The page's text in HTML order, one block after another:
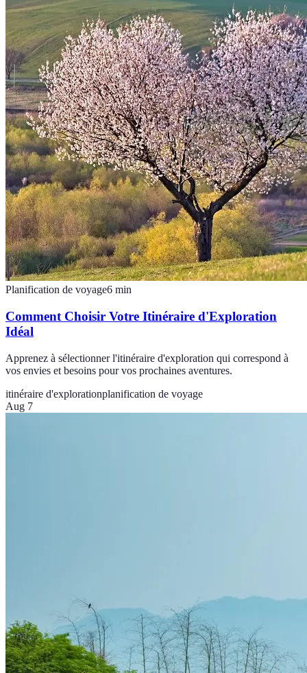
Planification de voyage6 min
Comment Choisir Votre Itinéraire d'Exploration
Idéal
Apprenez à sélectionner l'itinéraire d'exploration qui correspond à
vos envies et besoins pour vos prochaines aventures.
itinéraire d'explorationplanification de voyage
Aug 7